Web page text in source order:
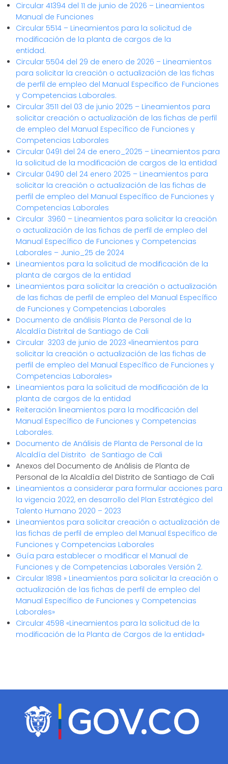
Circular 41394 del 11 de junio de 2026 – Lineamientos
Manual de Funciones
Circular 5514 – Lineamientos para la solicitud de
modificación de la planta de cargos de la
entidad.
Circular 5504 del 29 de enero de 2026 – Lineamientos
para solicitar la creación o actualización de las fichas
de perfil de empleo del Manual Especifico de Funciones
y Competencias Laborales.
Circular 3511 del 03 de junio 2025 – Lineamientos para
solicitar creación o actualización de las fichas de perfil
de empleo del Manual Específico de Funciones y
Competencias Laborales
Circular 0491 del 24 de enero_2025 – Lineamientos para
la solicitud de la modificación de cargos de la entidad
Circular 0490 del 24 enero 2025 – Lineamientos para
solicitar la creación o actualización de las fichas de
perfil de empleo del Manual Específico de Funciones y
Competencias Laborales
Circular 3960 – Lineamientos para solicitar la creación
o actualización de las fichas de perfil de empleo del
Manual Específico de Funciones y Competencias
Laborales – Junio_25 de 2024
Lineamientos para la solicitud de modificación de la
planta de cargos de la entidad
Lineamientos para solicitar la creación o actualización
de las fichas de perfil de empleo del Manual Específico
de Funciones y Competencias Laborales
Documento de análisis Planta de Personal de la
Alcaldía Distrital de Santiago de Cali
Circular 3203 de junio de 2023 «lineamientos para
solicitar la creación o actualización de las fichas de
perfil de empleo del Manual Específico de Funciones y
Competencias Laborales»
Lineamientos para la solicitud de modificación de la
planta de cargos de la entidad
Reiteración lineamientos para la modificación del
Manual Específico de Funciones y Competencias
Laborales.
Documento de Análisis de Planta de Personal de la
Alcaldía del Distrito de Santiago de Cali
Anexos del Documento de Análisis de Planta de
Personal de la Alcaldía del Distrito de Santiago de Cali
Lineamientos a considerar para formular acciones para
la vigencia 2022, en desarrollo del Plan Estratégico del
Talento Humano 2020 – 2023
Lineamientos para solicitar creación o actualización de
las fichas de perfil de empleo del Manual Específico de
Funciones y Competencias Laborales
Guía para establecer o modificar el Manual de
Funciones y de Competencias Laborales Versión 2.
Circular 1898 » Lineamientos para solicitar la creación o
actualización de las fichas de perfil de empleo del
Manual Específico de Funciones y Competencias
Laborales»
Circular 4598 «Lineamientos para la solicitud de la
modificación de la Planta de Cargos de la entidad»